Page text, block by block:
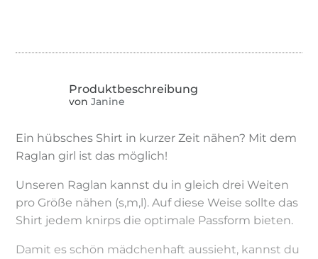
von Janine
Ein hübsches Shirt in kurzer Zeit nähen? Mit dem
Raglan girl ist das möglich!
Unseren Raglan kannst du in gleich drei Weiten
pro Größe nähen (s,m,l). Auf diese Weise sollte das
Shirt jedem knirps die optimale Passform bieten.
Damit es schön mädchenhaft aussieht, kannst du